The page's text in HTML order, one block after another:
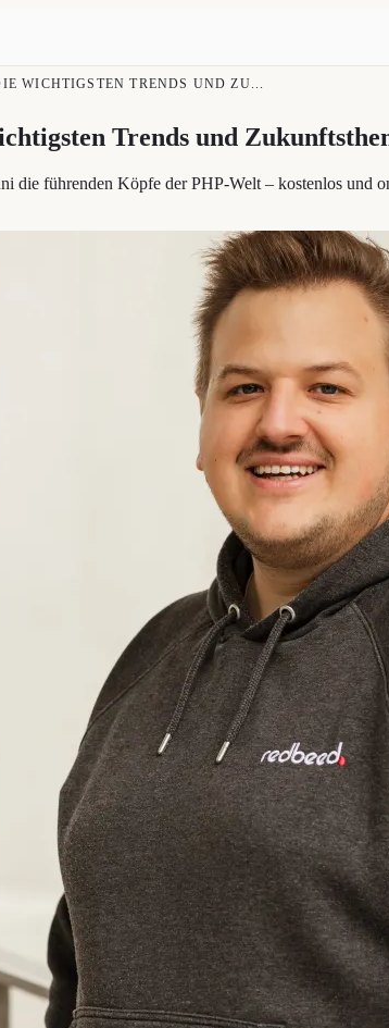
WICHTIGSTEN TRENDS UND ZU...
Trends und
die führenden Köpfe der PHP-Welt – kostenlos